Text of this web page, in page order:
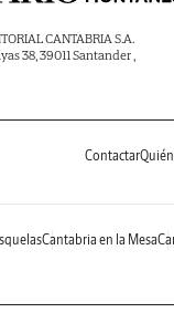
CANTABRIA S.A.
38, 39011 Santander ,
Contactar
Cantabria en la Mesa